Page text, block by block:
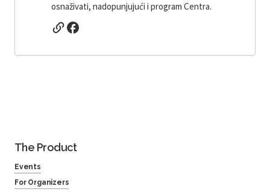
osnaživati, nadopunjujući i program Centra.
The Product
Events
For Organizers